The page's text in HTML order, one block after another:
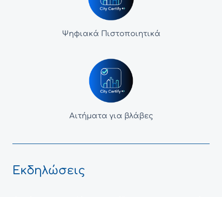
Ψηφιακά Πιστοποιητικά
Αιτήματα για βλάβες
Εκδηλώσεις